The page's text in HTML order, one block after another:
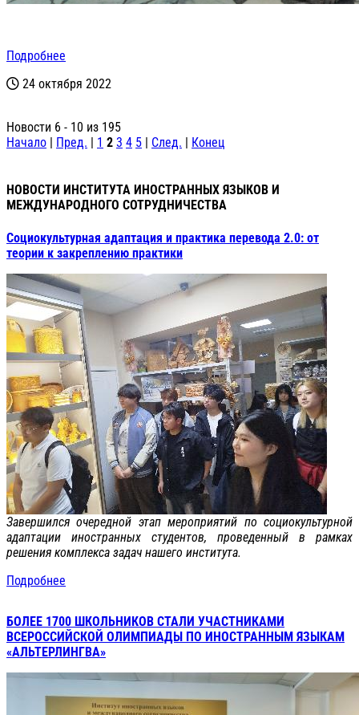
Подробнее
24 октября 2022
Новости 6 - 10 из 195
Начало | Пред. | 1 2 3 4 5 | След. | Конец
НОВОСТИ ИНСТИТУТА ИНОСТРАННЫХ ЯЗЫКОВ И
МЕЖДУНАРОДНОГО СОТРУДНИЧЕСТВА
Социокультурная адаптация и практика перевода 2.0: от
теории к закреплению практики
Завершился очередной этап мероприятий по социокультурной
адаптации иностранных студентов, проведенный в рамках
решения комплекса задач нашего института.
Подробнее
БОЛЕЕ 1700 ШКОЛЬНИКОВ СТАЛИ УЧАСТНИКАМИ
ВСЕРОССИЙСКОЙ ОЛИМПИАДЫ ПО ИНОСТРАННЫМ ЯЗЫКАМ
«АЛЬТЕРЛИНГВА»